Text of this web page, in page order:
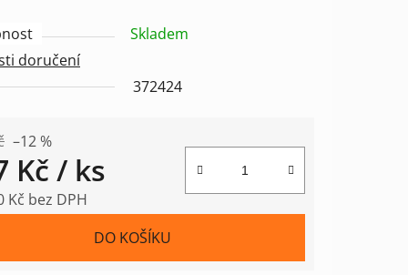
Skladem
doručení
372424
–12 %
Kč / ks
Kč bez DPH
DO KOŠÍKU